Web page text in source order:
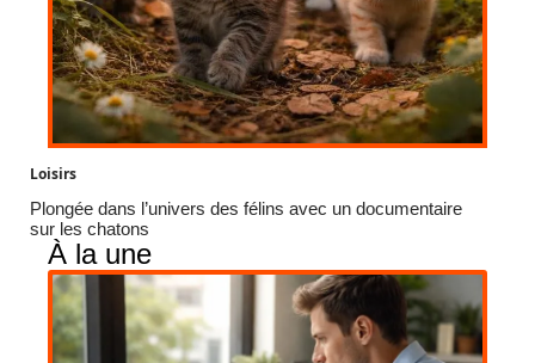
Loisirs
Plongée dans l’univers des félins avec un documentaire
sur les chatons
À la une